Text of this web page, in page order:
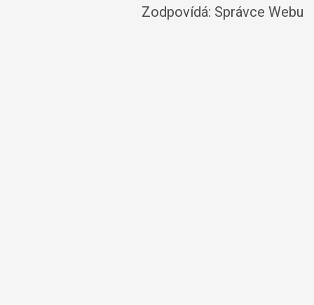
Zodpovídá: Správce Webu